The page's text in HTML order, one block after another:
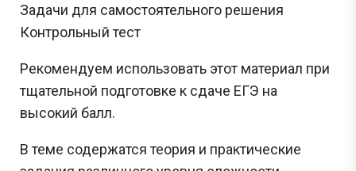
Задачи для самостоятельного решения
Контрольный тест
Рекомендуем использовать этот материал при
тщательной подготовке к сдаче ЕГЭ на
высокий балл.
В теме содержатся теория и практические